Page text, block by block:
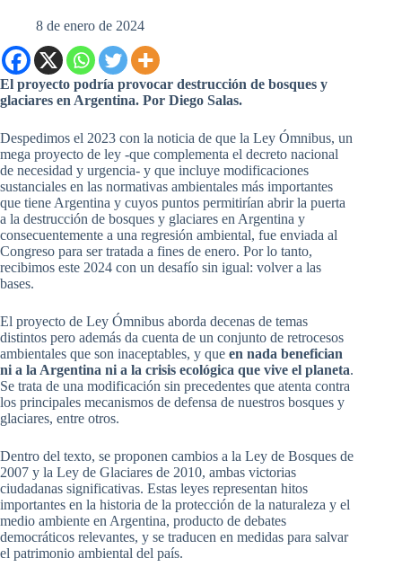
8 de enero de 2024
El proyecto podría provocar destrucción de bosques y
glaciares en Argentina. Por Diego Salas.
Despedimos el 2023 con la noticia de que la Ley Ómnibus, un
mega proyecto de ley -que complementa el decreto nacional
de necesidad y urgencia- y que incluye modificaciones
sustanciales en las normativas ambientales más importantes
que tiene Argentina y cuyos puntos permitirían abrir la puerta
a la destrucción de bosques y glaciares en Argentina y
consecuentemente a una regresión ambiental, fue enviada al
Congreso para ser tratada a fines de enero. Por lo tanto,
recibimos este 2024 con un desafío sin igual: volver a las
bases.
El proyecto de Ley Ómnibus aborda decenas de temas
distintos pero además da cuenta de un conjunto de retrocesos
ambientales que son inaceptables, y que en nada benefician
ni a la Argentina ni a la crisis ecológica que vive el planeta.
Se trata de una modificación sin precedentes que atenta contra
los principales mecanismos de defensa de nuestros bosques y
glaciares, entre otros.
Dentro del texto, se proponen cambios a la Ley de Bosques de
2007 y la Ley de Glaciares de 2010, ambas victorias
ciudadanas significativas. Estas leyes representan hitos
importantes en la historia de la protección de la naturaleza y el
medio ambiente en Argentina, producto de debates
democráticos relevantes, y se traducen en medidas para salvar
el patrimonio ambiental del país.